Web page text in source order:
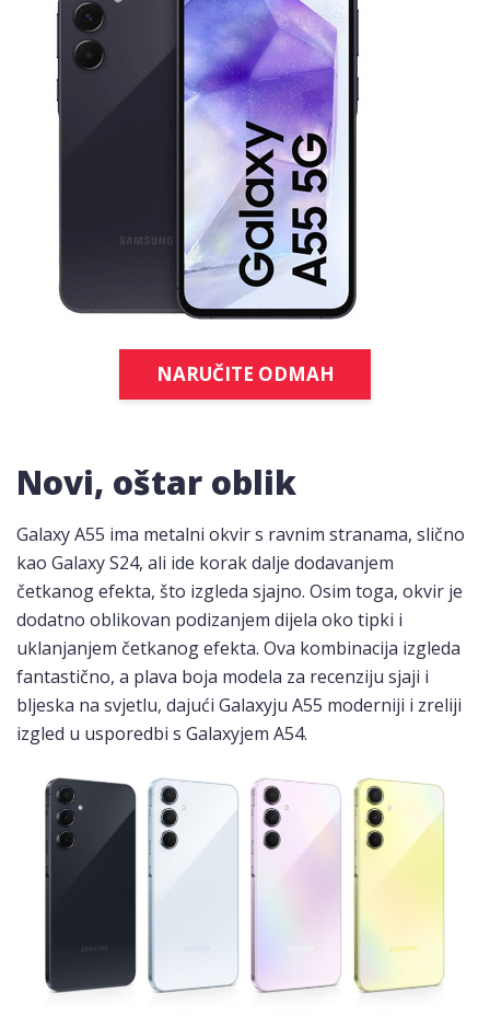
NARUČITE ODMAH
Novi, oštar oblik
Galaxy A55 ima metalni okvir s ravnim stranama, slično
kao Galaxy S24, ali ide korak dalje dodavanjem
četkanog efekta, što izgleda sjajno. Osim toga, okvir je
dodatno oblikovan podizanjem dijela oko tipki i
uklanjanjem četkanog efekta. Ova kombinacija izgleda
fantastično, a plava boja modela za recenziju sjaji i
bljeska na svjetlu, dajući Galaxyju A55 moderniji i zreliji
izgled u usporedbi s Galaxyjem A54.